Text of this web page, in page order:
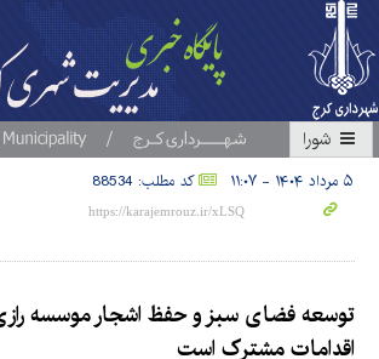
شورا
۵ مرداد ۱۴۰۴ - ۱۱:۰۷ کد مطلب: 88534
توسعه فضای سبز و حفظ اشجار موسسه رازی
اقدامات مشترک است